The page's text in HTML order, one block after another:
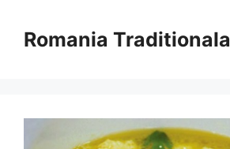
conținutRomania Traditionala